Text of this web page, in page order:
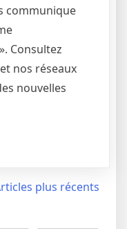
communique
Consultez
nos réseaux
nouvelles
plus récents